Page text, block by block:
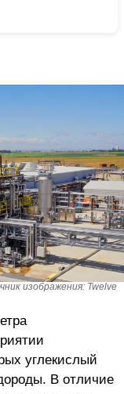
изображения: Twelve
углекислый
В отличие